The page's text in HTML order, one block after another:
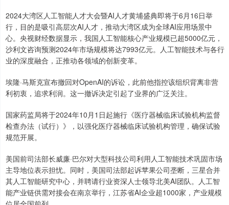
2024大湾区人工智能人才大会暨AI人才黄埔盛典即将于6月16日举
行，目的是吸引高层次AI人才，推动大湾区成为全球AI应用场景中
心。央视财经数据显示，我国人工智能核心产业规模已超5000亿元，
沙利文咨询预测2024年市场规模将达7993亿元。人工智能技术与各行
业的深度融合，正推动各领域的创新变革。
埃隆·马斯克宣布撤回对OpenAI的诉讼，此前他指控该组织背离非营
利初衷，追求利润。这一撤诉决定引起了业界的广泛关注。
国家药监局将于2024年10月1日起施行《医疗器械临床试验机构监督
检查办法（试行）》，以强化医疗器械临床试验机构管理，确保试验
规范开展。
美国前司法部长威廉·巴尔对大型科技公司利用人工智能技术巩固市场
主导地位表示担忧。同时，美国司法部起诉苹果公司垄断，三星合并
其人工智能研究中心，并聘请行业资深人士领导北美AI团队。人工智
能产业链供需对接会在南京举行，江苏省AI企业超1000家，产业规模